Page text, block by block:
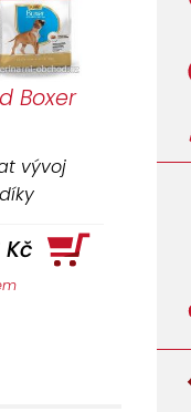
a jater i
co
Boxer
vývoj
Kč